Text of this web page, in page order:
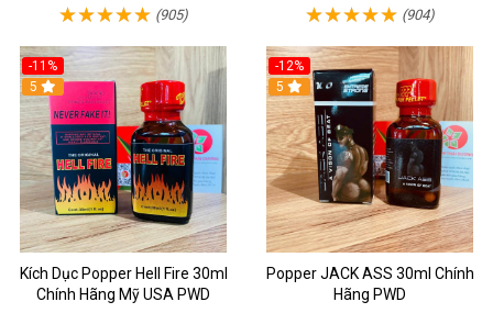
(905) (904)
-11%
5
Kích Dục Popper Hell Fire 30ml
Chính Hãng Mỹ USA PWD
-12%
5
Popper JACK ASS 30ml Chính
Hãng PWD